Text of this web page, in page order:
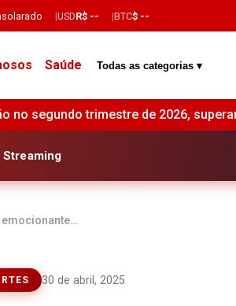
USDR$ -- BTC$ --
Saúde Todas as categorias ▾
estimativas de mercado •
Streaming
30 de abril, 2025